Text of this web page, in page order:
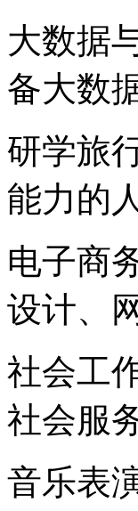
大数据
备大数
研学旅
能力的
电子商
设计、
社会工
社会服
音乐表